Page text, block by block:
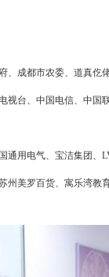
、成都市农委、道真仡
视台、中国电信、中国
通用电气、宝洁集团、
州美罗百货、寓乐湾教